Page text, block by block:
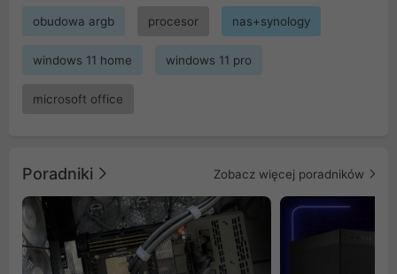
obudowa argb procesor nas+synology
windows 11 home windows 11 pro
microsoft office
Poradniki Zobacz więcej poradników